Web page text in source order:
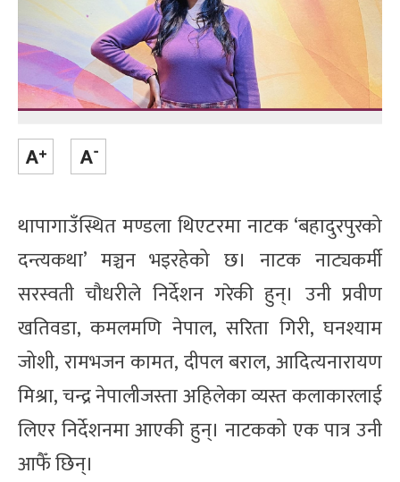
थापागाउँस्थित मण्डला थिएटरमा नाटक ‘बहादुरपुरको
दन्त्यकथा’ मञ्चन भइरहेको छ। नाटक नाट्यकर्मी
सरस्वती चौधरीले निर्देशन गरेकी हुन्। उनी प्रवीण
खतिवडा, कमलमणि नेपाल, सरिता गिरी, घनश्याम
जोशी, रामभजन कामत, दीपल बराल, आदित्यनारायण
मिश्रा, चन्द्र नेपालीजस्ता अहिलेका व्यस्त कलाकारलाई
लिएर निर्देशनमा आएकी हुन्। नाटकको एक पात्र उनी
आफैँ छिन्।